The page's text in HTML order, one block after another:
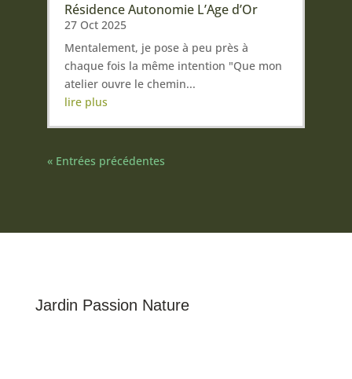
Résidence Autonomie L’Age d’Or
27 Oct 2025
Mentalement, je pose à peu près à
chaque fois la même intention "Que mon
atelier ouvre le chemin...
lire plus
« Entrées précédentes
Jardin Passion Nature